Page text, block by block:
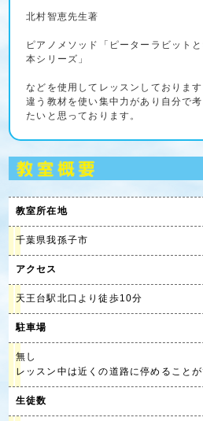
北村智恵先生著
ピアノメソッド「ピーターラビット
本シリーズ」
などを使用してレッスンしておりま
違う教材を使い集中力があり自分で
たいと思っております。
教室所在地
千葉県我孫子市
アクセス
天王台駅北口より徒歩10分
駐車場
無し
レッスン中は近くの道路に停めることが
生徒数